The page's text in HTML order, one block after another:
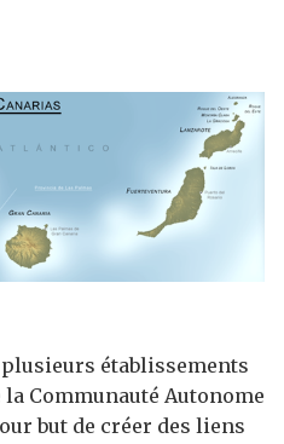
établissements
la Communauté Autonome
but de créer des liens